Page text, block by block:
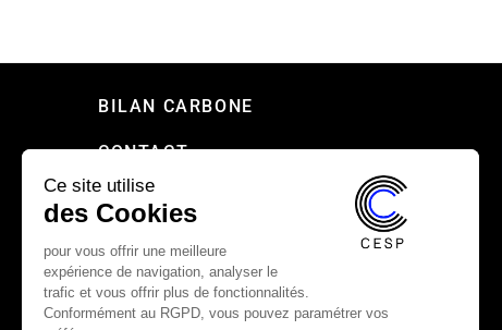
BILAN CARBONE
CONTACT
PRESSE
RECRUTEMENT
MENTIONS LÉGALES
Ce site utilise
des Cookies
pour vous offrir une meilleure
expérience de navigation, analyser le
trafic et vous offrir plus de fonctionnalités.
Conformément au RGPD, vous pouvez paramétrer vos